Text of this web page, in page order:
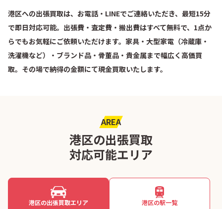
港区への出張買取は、お電話・LINEでご連絡いただき、最短15分
で即日対応可能。出張費・査定費・搬出費はすべて無料で、1点か
らでもお気軽にご依頼いただけます。家具・大型家電（冷蔵庫・
洗濯機など）・ブランド品・骨董品・貴金属まで幅広く高価買
取。その場で納得の金額にて現金買取いたします。
AREA
港区の出張買取
対応可能エリア
港区の出張買取エリア 港区の駅一覧